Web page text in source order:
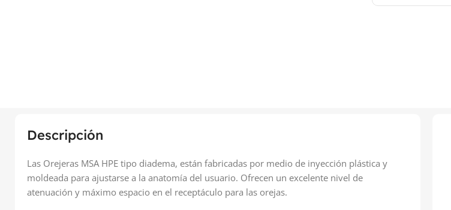
Descripción
Las Orejeras MSA HPE tipo diadema, están fabricadas por medio de inyección plástica y
moldeada para ajustarse a la anatomía del usuario. Ofrecen un excelente nivel de
atenuación y máximo espacio en el receptáculo para las orejas.